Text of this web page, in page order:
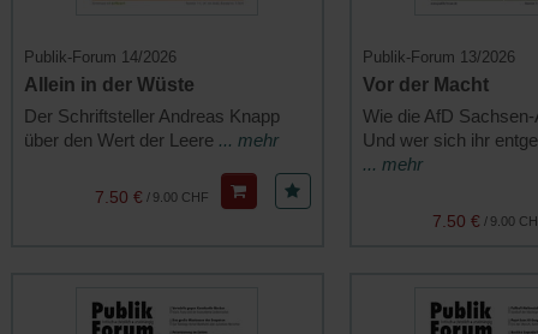
Publik-Forum 14/2026
Allein in der Wüste
Der Schriftsteller Andreas Knapp
über den Wert der Leere ... mehr
9.00 CHF
/
7.50 €
Publik-Forum 13/2026
Vor der Macht
Wie die AfD
Und wer sich ihr
... mehr
9.00
/
7.50 €